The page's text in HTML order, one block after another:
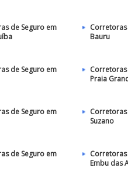
de Seguro em
Corretoras
Bauru
de Seguro em
Corretoras
Praia
de Seguro em
Corretoras
Suzano
de Seguro em
Corretoras
Embu das